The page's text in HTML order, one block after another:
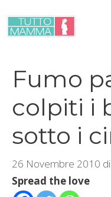
contenuto
Fumo
colpiti i
sotto i
26 Novembre 2010 di
Spread the love